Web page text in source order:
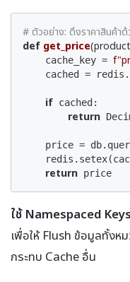
# ตัวอย่าง: ดึงราคาสินค้
def get_price
    cache_key =
cached =
if cached:
return
price =
return price
ใช้ Namespaced Keys
เพื่อให้ Flush ข้อมูลทั้งห
กระทบ Cache อื่น